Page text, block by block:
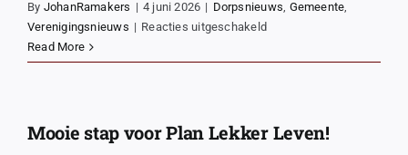
By JohanRamakers | 4 juni 2026 | Dorpsnieuws, Gemeente,
Verenigingsnieuws | Reacties uitgeschakeldvoor
festival
Vivre
Read More
Mooie stap voor Plan Lekker Leven!